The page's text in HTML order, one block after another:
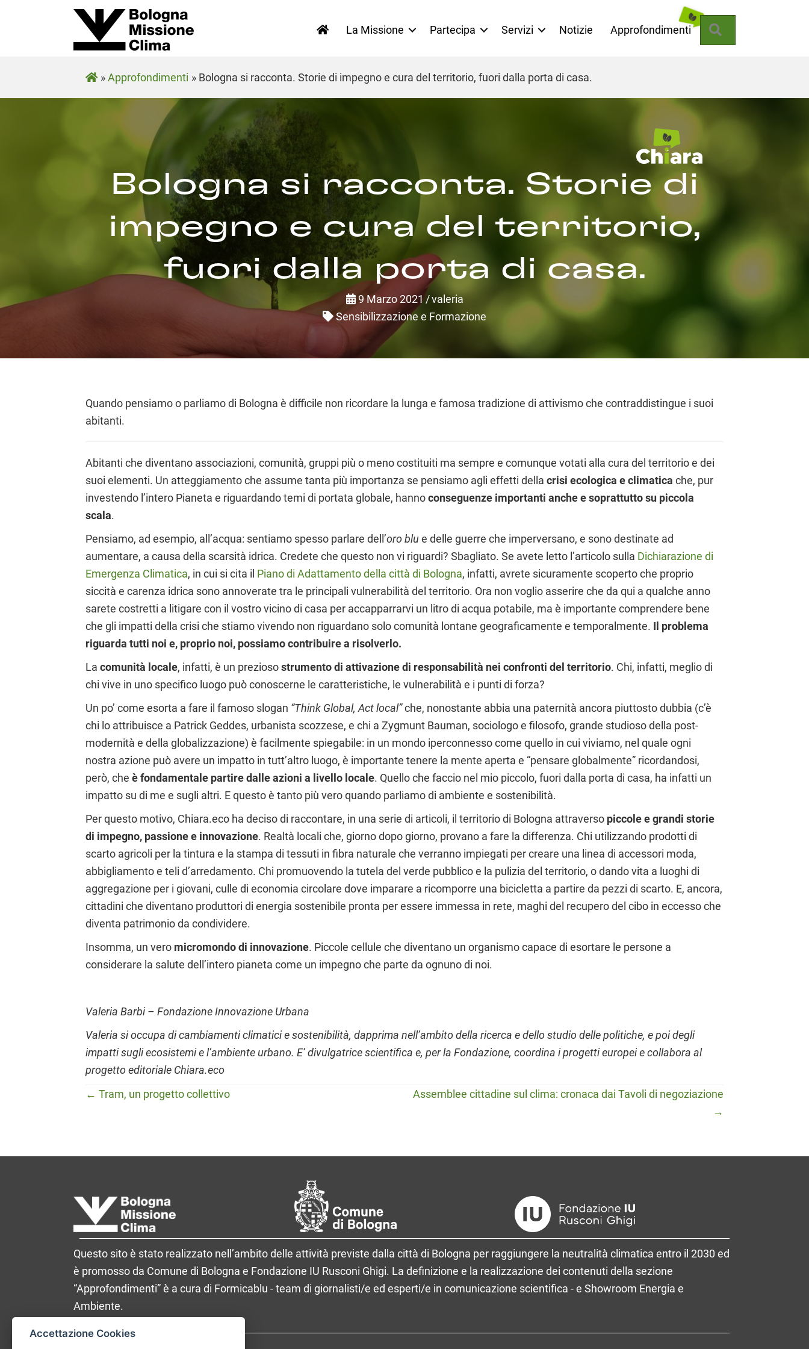
La Missione Partecipa Servizi Notizie Approfondimenti
»Approfondimenti » Bologna si racconta. Storie di impegno e cura del territorio, fuori dalla porta di casa.
Bologna si racconta. Storie di
impegno e cura del territorio,
fuori dalla porta di casa.
9 Marzo 2021 /valeria
Sensibilizzazione e Formazione
Quando pensiamo o parliamo di Bologna è difficile non ricordare la lunga e famosa tradizione di attivismo che contraddistingue i suoi
abitanti.
Abitanti che diventano associazioni, comunità, gruppi più o meno costituiti ma sempre e comunque votati alla cura del territorio e dei
suoi elementi. Un atteggiamento che assume tanta più importanza se pensiamo agli effetti della crisi ecologica e climatica che, pur
investendo l’intero Pianeta e riguardando temi di portata globale, hannoconseguenze importanti anche e soprattutto su piccola
scala.
Pensiamo, ad esempio, all’acqua: sentiamo spesso parlare dell’oro blue delle guerre che imperversano, e sono destinate ad
aumentare, a causa della scarsità idrica. Credete che questo non vi riguardi? Sbagliato. Se avete letto l’articolo sulla Dichiarazione di
Emergenza Climatica, in cui si cita il Piano di Adattamento della città di Bologna, infatti, avrete sicuramente scoperto che proprio
siccità e carenza idrica sono annoverate tra le principali vulnerabilità del territorio. Ora non voglio asserire che da qui a qualche anno
sarete costretti a litigare con il vostro vicino di casa per accapparrarvi un litro di acqua potabile, ma è importante comprendere bene
che gli impatti della crisi che stiamo vivendo non riguardano solo comunità lontane geograficamente e temporalmente. Il problema
riguarda tutti noi e, proprio noi, possiamo contribuire a risolverlo.
La comunità locale, infatti, è un preziosostrumento di attivazione di responsabilità nei confronti del territorio. Chi, infatti, meglio di
chi vive in uno specifico luogo può conoscerne le caratteristiche, le vulnerabilità e i punti di forza?
Un po’ come esorta a fare il famoso slogan “Think Global, Act local”che, nonostante abbia una paternità ancora piuttosto dubbia (c’è
chi lo attribuisce a Patrick Geddes, urbanista scozzese, e chi a Zygmunt Bauman, sociologo e filosofo, grande studioso della post-
modernità e della globalizzazione) è facilmente spiegabile: in un mondo iperconnesso come quello in cui viviamo, nel quale ogni
nostra azione può avere un impatto in tutt’altro luogo, è importante tenere la mente aperta e “pensare globalmente” ricordandosi,
però, che è fondamentale partire dalle azioni a livello locale. Quello che faccio nel mio piccolo, fuori dalla porta di casa, ha infatti un
impatto su di me e sugli altri. E questo è tanto più vero quando parliamo di ambiente e sostenibilità.
Per questo motivo, Chiara.eco ha deciso di raccontare, in una serie di articoli, il territorio di Bologna attraverso piccole e grandi storie
di impegno, passione e innovazione. Realtà locali che, giorno dopo giorno, provano a fare la differenza. Chi utilizzando prodotti di
scarto agricoli per la tintura e la stampa di tessuti in fibra naturale che verranno impiegati per creare una linea di accessori moda,
abbigliamento e teli d’arredamento. Chi promuovendo la tutela del verde pubblico e la pulizia del territorio, o dando vita a luoghi di
aggregazione per i giovani, culle di economia circolare dove imparare a ricomporre una bicicletta a partire da pezzi di scarto. E, ancora,
cittadini che diventano produttori di energia sostenibile pronta per essere immessa in rete, maghi del recupero del cibo in eccesso che
diventa patrimonio da condividere.
Insomma, un vero micromondo di innovazione. Piccole cellule che diventano un organismo capace di esortare le persone a
considerare la salute dell’intero pianeta come un impegno che parte da ognuno di noi.
Valeria Barbi – Fondazione Innovazione Urbana
Valeria si occupa di cambiamenti climatici e sostenibilità, dapprima nell’ambito della ricerca e dello studio delle politiche, e poi degli
impatti sugli ecosistemi e l’ambiente urbano. E’ divulgatrice scientifica e, per la Fondazione, coordina i progetti europei e collabora al
progetto editoriale Chiara.eco
Posts
← Tram, un progetto collettivo
Assemblee cittadine sul clima: cronaca dai Tavoli di negoziazione
→
Questo sito è stato realizzato nell’ambito delle attività previste dalla città di Bologna per raggiungere la neutralità climatica entro il 2030 ed
è promosso da Comune di Bologna e Fondazione IU Rusconi Ghigi. La definizione e la realizzazione dei contenuti della sezione
“Approfondimenti” è a cura di Formicablu - team di giornalisti/e ed esperti/e in comunicazione scientifica - e Showroom Energia e
Ambiente.
Accettazione Cookies